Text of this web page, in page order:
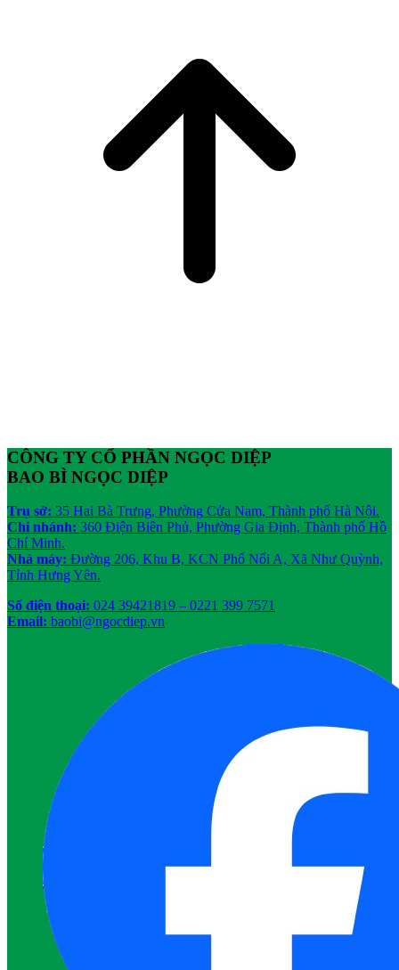
CÔNG TY CỔ PHẦN NGỌC DIỆP
BAO BÌ NGỌC DIỆP
Trụ sở: 35 Hai Bà Trưng, Phường Cửa Nam, Thành phố Hà Nội.
Chi nhánh: 360 Điện Biên Phủ, Phường Gia Định, Thành phố Hồ
Chí Minh.
Nhà máy: Đường 206, Khu B, KCN Phố Nối A, Xã Như Quỳnh,
Tỉnh Hưng Yên.
Số điện thoại: 024 39421819 – 0221 399 7571
Email: baobi@ngocdiep.vn